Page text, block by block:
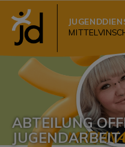
ABTEILUNG
JUGENDARBEIT